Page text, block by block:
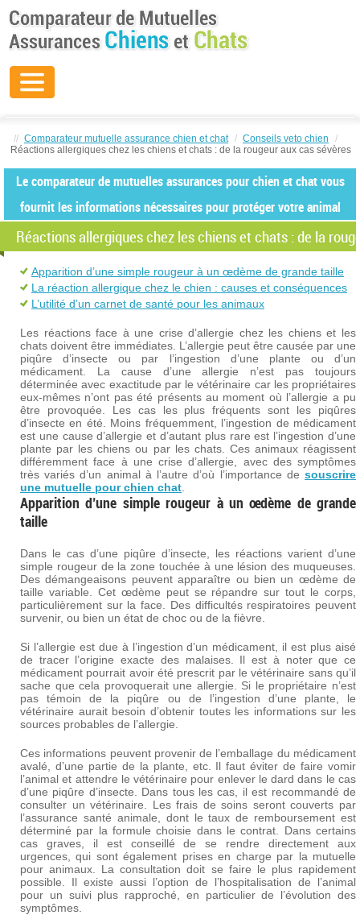
// Comparateur mutuelle assurance chien et chat / Conseils veto chien
/
Réactions allergiques chez les chiens et chats : de la rougeur aux cas sévères
Le comparateur de mutuelles assurances pour chien et chat vous
fournit les informations nécessaires pour protéger votre animal
Réactions allergiques chez les chiens et chats : de la
Apparition d’une simple rougeur à un œdème de grande taille
La réaction allergique chez le chien : causes et conséquences
L’utilité d’un carnet de santé pour les animaux
Les réactions face à une crise d’allergie chez les chiens et les
chats doivent être immédiates. L’allergie peut être causée par une
piqûre d’insecte ou par l’ingestion d’une plante ou d’un
médicament. La cause d’une allergie n’est pas toujours
déterminée avec exactitude par le vétérinaire car les propriétaires
eux-mêmes n’ont pas été présents au moment où l’allergie a pu
être provoquée. Les cas les plus fréquents sont les piqûres
d’insecte en été. Moins fréquemment, l’ingestion de médicament
est une cause d’allergie et d’autant plus rare est l’ingestion d’une
plante par les chiens ou par les chats. Ces animaux réagissent
différemment face à une crise d’allergie, avec des symptômes
très variés d’un animal à l’autre d’où l’importance de souscrire
une mutuelle pour chien chat
Apparition d’une simple rougeur à un œdème de grande
taille
Dans le cas d’une piqûre d’insecte, les réactions varient d’une
simple rougeur de la zone touchée à une lésion des muqueuses.
Des démangeaisons peuvent apparaître ou bien un œdème de
taille variable. Cet œdème peut se répandre sur tout le corps,
particulièrement sur la face. Des difficultés respiratoires peuvent
survenir, ou bien un état de choc ou de la fièvre.
Si l’allergie est due à l’ingestion d’un médicament, il est plus aisé
de tracer l’origine exacte des malaises. Il est à noter que ce
médicament pourrait avoir été prescrit par le vétérinaire sans qu’il
sache que cela provoquerait une allergie. Si le propriétaire n’est
pas témoin de la piqûre ou de l’ingestion d’une plante, le
vétérinaire aurait besoin d’obtenir toutes les informations sur les
sources probables de l’allergie.
Ces informations peuvent provenir de l’emballage du médicament
avalé, d’une partie de la plante, etc. Il faut éviter de faire vomir
l’animal et attendre le vétérinaire pour enlever le dard dans le cas
d’une piqûre d’insecte. Dans tous les cas, il est recommandé de
consulter un vétérinaire. Les frais de soins seront couverts par
l’assurance santé animale, dont le taux de remboursement est
déterminé par la formule choisie dans le contrat. Dans certains
cas graves, il est conseillé de se rendre directement aux
urgences, qui sont également prises en charge par la mutuelle
pour animaux. La consultation doit se faire le plus rapidement
possible. Il existe aussi l’option de l’hospitalisation de l’animal
pour un suivi plus rapproché, en particulier de l’évolution des
symptômes.